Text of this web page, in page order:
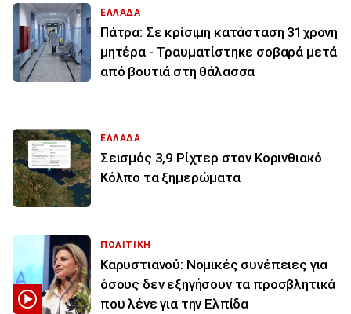
ΕΛΛΑΔΑ
Πάτρα: Σε κρίσιμη κατάσταση 31χρονη
μητέρα - Τραυματίστηκε σοβαρά μετά
από βουτιά στη θάλασσα
ΕΛΛΑΔΑ
Σεισμός 3,9 Ρίχτερ στον Κορινθιακό
Κόλπο τα ξημερώματα
ΠΟΛΙΤΙΚΗ
Καρυστιανού: Νομικές συνέπειες για
όσους δεν εξηγήσουν τα προσβλητικά
που λένε για την Ελπίδα